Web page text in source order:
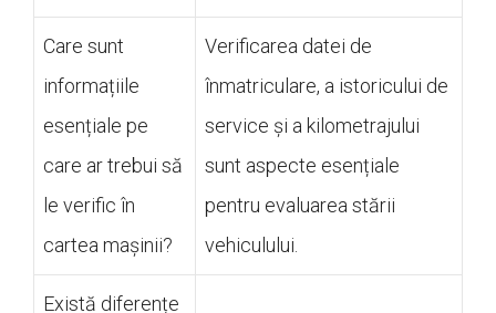
Care sunt
informațiile
esențiale pe
care ar trebui să
le verific în
cartea mașinii?
Verificarea datei de
înmatriculare, a istoricului de
service și a kilometrajului
sunt aspecte esențiale
pentru evaluarea stării
vehiculului.
Există diferențe